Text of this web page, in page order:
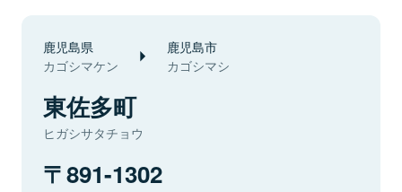
鹿児島県
カゴシマケン
鹿児島市
カゴシマシ
東佐多町
ヒガシサタチョウ
891-1302